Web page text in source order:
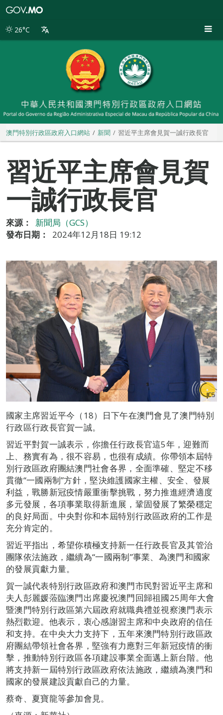
別
26°C
澳門特別行政區政府入口網站 新聞 習近平主席會見賀一誠行政長官
習近平主席會見賀
一誠行政長官
來源：
新聞局（GCS）
發布日期：
2024年12月18日 19:12
國家主席習近平今（18）日下午在澳門會見了澳門特別
行政區行政長官賀一誠。
習近平對賀一誠表示，你擔任行政長官這5年，迎難而
上、務實有為，很不容易，也很有成績。你帶領本屆特
別行政區政府團結澳門社會各界，全面準確、堅定不移
貫徹“一國兩制”方針，堅決維護國家主權、安全、發展
利益，戰勝新冠疫情嚴重衝擊挑戰，努力推進經濟適度
多元發展，各項事業取得新進展，鞏固發展了繁榮穩定
的良好局面。中央對你和本屆特別行政區政府的工作是
充分肯定的。
習近平指出，希望你積極支持新一任行政長官及其管治
團隊依法施政，繼續為“一國兩制”事業、為澳門和國家
的發展貢獻力量。
賀一誠代表特別行政區政府和澳門市民對習近平主席和
夫人彭麗媛蒞臨澳門出席慶祝澳門回歸祖國25周年大會
暨澳門特別行政區第六屆政府就職典禮並視察澳門表示
熱烈歡迎。他表示，衷心感謝習主席和中央政府的信任
和支持。在中央大力支持下，五年來澳門特別行政區政
府團結帶領社會各界，堅強有力應對三年新冠疫情的衝
擊，推動特別行政區各項建設事業全面邁上新台階。他
將支持新一屆特別行政區政府依法施政，繼續為澳門和
國家的發展建設貢獻自己的力量。
蔡奇、夏寶龍等參加會見。